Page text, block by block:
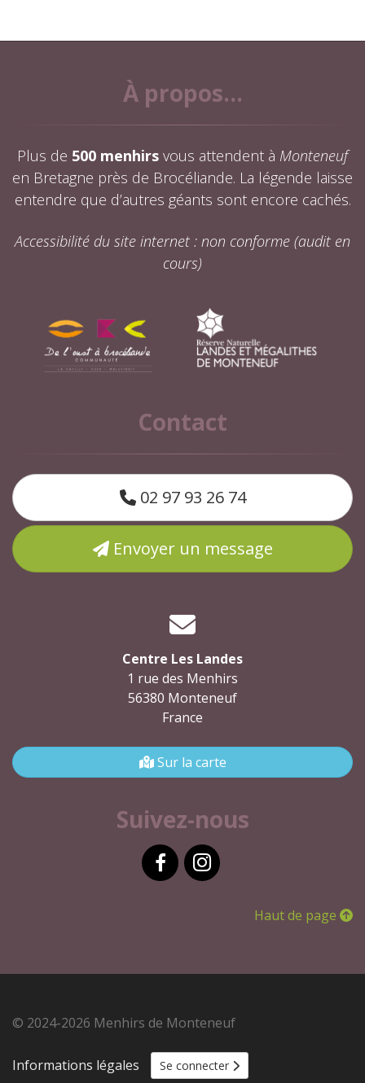
À propos...
Plus de 500 menhirs vous attendent à Monteneuf
en Bretagne près de Brocéliande. La légende laisse
entendre que d’autres géants sont encore cachés.
Accessibilité du site internet : non conforme (audit en
cours)
Contact
02 97 93 26 74
Envoyer un message
Centre Les Landes
1 rue des Menhirs
56380 Monteneuf
France
Sur la carte
Suivez-nous
Haut de page
© 2024-2026 Menhirs de Monteneuf
Informations légales Se connecter